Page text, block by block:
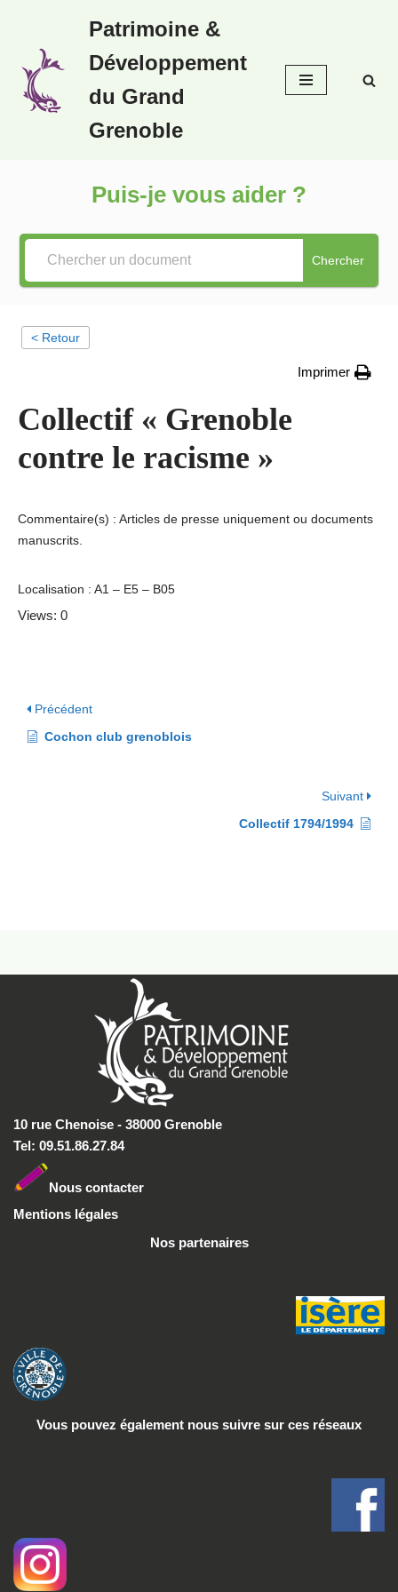
au
contenu
Patrimoine &
Développement
du Grand
Grenoble
Puis-je vous aider ?
Chercher
< Retour
Imprimer
Collectif « Grenoble
contre le racisme »
Commentaire(s) : Articles de presse uniquement ou documents
manuscrits.
Localisation : A1 – E5 – B05
Views: 0
Précédent
Cochon club grenoblois
Suivant
Collectif 1794/1994
10 rue Chenoise - 38000 Grenoble
Tel: 09.51.86.27.84
Nous contacter
Mentions légales
Nos partenaires
Vous pouvez également nous suivre sur ces réseaux